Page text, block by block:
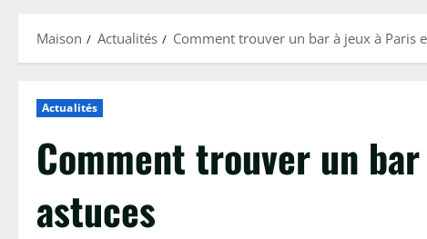
Maison Actualités Comment trouver un bar à jeux à Paris
Actualités
Comment trouver un
astuces